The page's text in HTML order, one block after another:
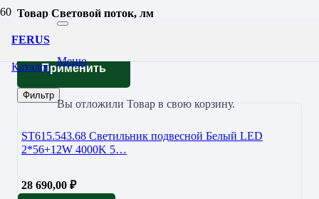
FERUS
Меню
Вы отложили Товарв свою корзину.
Каталог
Товар Световой поток, лм
Применить
Фильтр
ST615.543.68 Светильник подвесной Белый LED
2*56+12W 4000K 5…
28 690,00 ₽